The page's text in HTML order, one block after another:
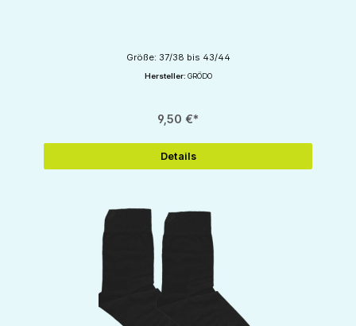
Größe: 37/38 bis 43/44
Hersteller: GRÖDO
9,50 €*
Details